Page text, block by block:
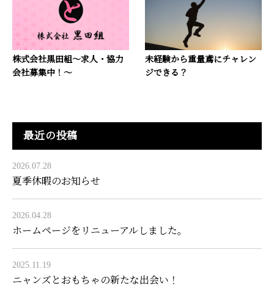
株式会社黒田組～求人・協力
会社募集中！～
未経験から重量鳶にチャレン
ジできる？
最近の投稿
2026.07.28
夏季休暇のお知らせ
2026.04.28
ホームページをリニューアルしました。
2025.11.19
ニャンズとおもちゃの新たな出会い！